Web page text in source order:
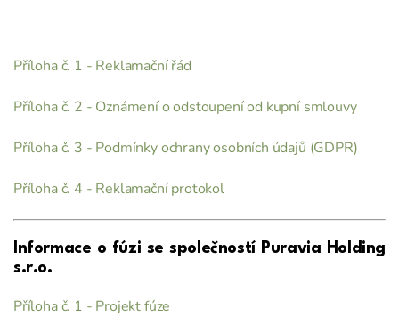
Příloha č. 1 - Reklamační řád
Příloha č. 2 - Oznámení o odstoupení od kupní smlouvy
Příloha č. 3 - Podmínky ochrany osobních údajů (GDPR)
Příloha č. 4 - Reklamační protokol
Informace o fúzi se společností Puravia Holding
s.r.o.
Příloha č. 1 - Projekt fúze